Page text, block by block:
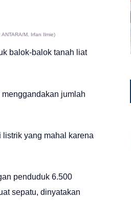
M. Irfan Ilmie)
balok-balok tanah liat
jumlah
yang mahal karena
penduduk 6.500
sepatu, dinyatakan